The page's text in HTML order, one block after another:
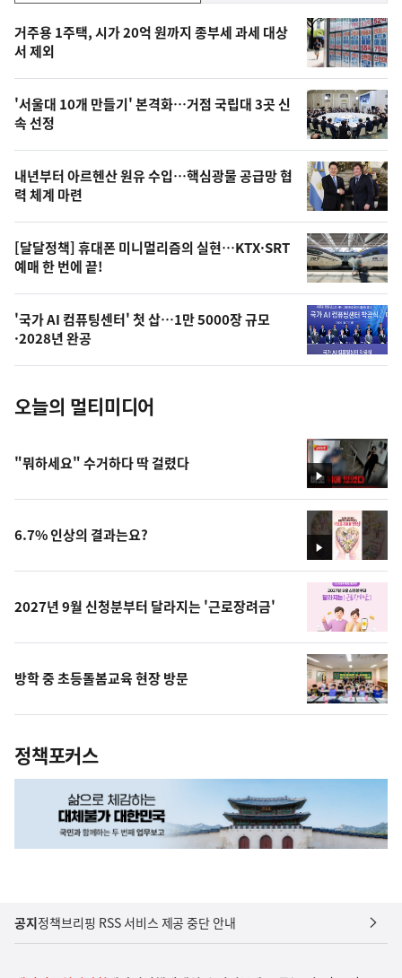
기,
최
신,
오
늘
의
영
상
오
늘
의
사
진
기
뉴
스
거주용 1주택, 시가 20억 원까지 종부세 과세 대상
서 제외
'서울대 10개 만들기' 본격화…거점 국립대 3곳 신
속 선정
내년부터 아르헨산 원유 수입…핵심광물 공급망 협
력 체계 마련
[달달정책] 휴대폰 미니멀리즘의 실현…KTX·SRT
예매 한 번에 끝!
'국가 AI 컴퓨팅센터' 첫 삽…1만 5000장 규모
·2028년 완공
오늘의 멀티미디어
영
상
"뭐하세요" 수거하다 딱 걸렸다
영
상
6.7% 인상의 결과는요?
2027년 9월 신청분부터 달라지는 '근로장려금'
방학 중 초등돌봄교육 현장 방문
정책포커스
공지정책브리핑 RSS 서비스 제공 중단 안내